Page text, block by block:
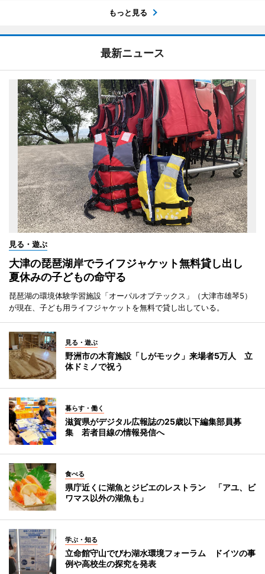
もっと見る
最新ニュース
見る・遊ぶ
大津の琵琶湖岸でライフジャケット無料貸し出し
夏休みの子どもの命守る
琵琶湖の環境体験学習施設「オーパルオプテックス」（大津市雄琴5）
が現在、子ども用ライフジャケットを無料で貸し出している。
見る・遊ぶ
野洲市の木育施設「しがモック」来場者5万人 立
体ドミノで祝う
暮らす・働く
滋賀県がデジタル広報誌の25歳以下編集部員募
集 若者目線の情報発信へ
食べる
県庁近くに湖魚とジビエのレストラン 「アユ、ビ
ワマス以外の湖魚も」
学ぶ・知る
立命館守山でびわ湖水環境フォーラム ドイツの事
例や高校生の探究を発表